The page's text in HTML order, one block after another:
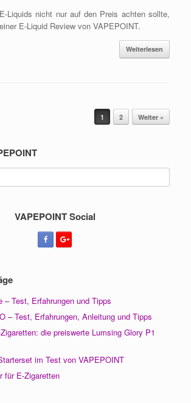
Liquids nicht nur auf den Preis achten sollte,
E-Liquid Review von VAPEPOINT.
Weiterlesen
1 2 Weiter »
VAPEPOINT Social
– Test, Erfahrungen und Tipps
– Test, Erfahrungen, Anleitung und Tipps
die preiswerte Lumsing Glory P1
im Test von VAPEPOINT
für E-Zigaretten